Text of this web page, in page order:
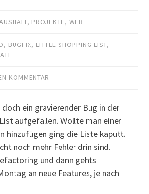
, PROJEKTE,WEB
, BUGFIX, LITTLE SHOPPING LIST,
KOMMENTAR
ein gravierender Bug in der
aufgefallen. Wollte man einer
hinzufügen ging die Liste kaputt.
noch mehr Fehler drin sind.
und dann gehts
an neue Features, je nach